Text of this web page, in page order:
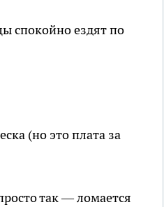
спокойно ездят по
(но это плата за
так — ломается